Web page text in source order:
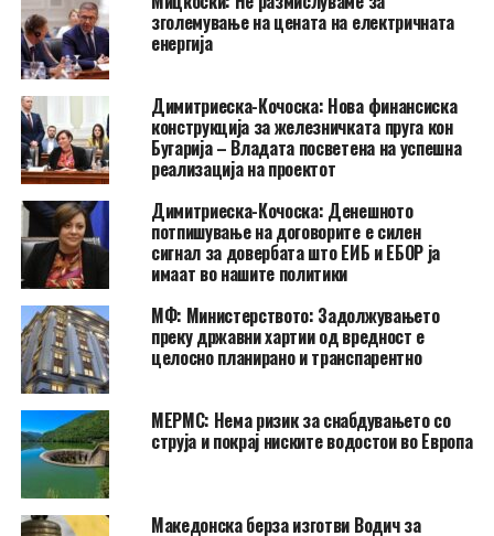
зголемување на цената на електричната
енергија
Димитриеска-Кочоска: Нова финансиска
конструкција за железничката пруга кон
Бугарија – Владата посветена на успешна
реализација на проектот
Димитриеска-Кочоска: Денешното
потпишување на договорите е силен
сигнал за довербата што ЕИБ и ЕБОР ја
имаат во нашите политики
МФ: Министерството: Задолжувањето
преку државни хартии од вредност е
целосно планирано и транспарентно
МЕРМС: Нема ризик за снабдувањето со
струја и покрај ниските водостои во Европа
Македонска берза изготви Водич за